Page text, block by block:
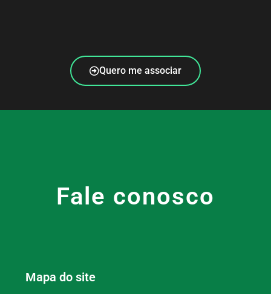
Quero me associar
Fale conosco
Mapa do site